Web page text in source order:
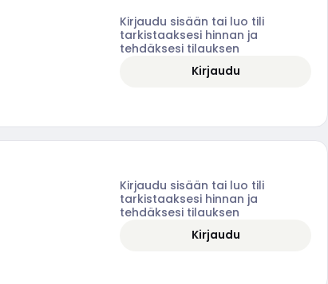
Kirjaudu sisään tai luo tili
tarkistaaksesi hinnan ja
tehdäksesi tilauksen
Kirjaudu
Kirjaudu sisään tai luo tili
tarkistaaksesi hinnan ja
tehdäksesi tilauksen
Kirjaudu